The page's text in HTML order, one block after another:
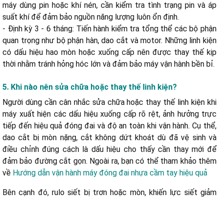
máy dùng pin hoặc khí nén, cần kiểm tra tình trạng pin và áp
suất khí để đảm bảo nguồn năng lượng luôn ổn định.
- Định kỳ 3 - 6 tháng: Tiến hành kiểm tra tổng thể các bộ phận
quan trọng như bộ phận hàn, dao cắt và motor. Những linh kiện
có dấu hiệu hao mòn hoặc xuống cấp nên được thay thế kịp
thời nhằm tránh hỏng hóc lớn và đảm bảo máy vận hành bền bỉ.
5. Khi nào nên sửa chữa hoặc thay thế linh kiện?
Người dùng cần cân nhắc sửa chữa hoặc thay thế linh kiện khi
máy xuất hiện các dấu hiệu xuống cấp rõ rệt, ảnh hưởng trực
tiếp đến hiệu quả đóng đai và độ an toàn khi vận hành. Cụ thể,
dao cắt bị mòn nặng, cắt không dứt khoát dù đã vệ sinh và
điều chỉnh đúng cách là dấu hiệu cho thấy cần thay mới để
đảm bảo đường cắt gọn. Ngoài ra, bạn có thể tham khảo thêm
về Hướng dẫn vận hành máy đóng đai nhựa cầm tay hiệu quả
Bên cạnh đó, rulo siết bị trơn hoặc mòn, khiến lực siết giảm